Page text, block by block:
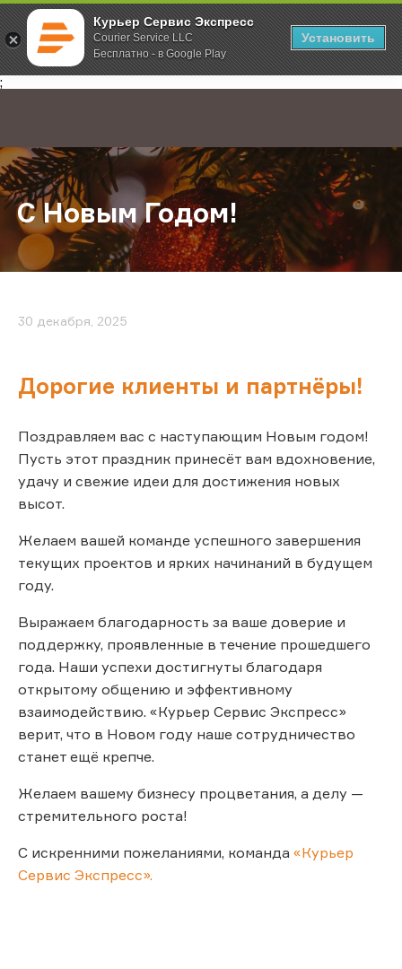
Курьер Сервис Экспресс
Courier Service LLC
Бесплатно - в Google Play
Установить
;
Главная О компании Новости С Новым Годом!
С Новым Годом!
30 декабря, 2025
Дорогие клиенты и партнёры!
Поздравляем вас с наступающим Новым годом!
Пусть этот праздник принесёт вам вдохновение,
удачу и свежие идеи для достижения новых
высот.
Желаем вашей команде успешного завершения
текущих проектов и ярких начинаний в будущем
году.
Выражаем благодарность за ваше доверие и
поддержку, проявленные в течение прошедшего
года. Наши успехи достигнуты благодаря
открытому общению и эффективному
взаимодействию. «Курьер Сервис Экспресс»
верит, что в Новом году наше сотрудничество
станет ещё крепче.
Желаем вашему бизнесу процветания, а делу —
стремительного роста!
С искренними пожеланиями, команда «Курьер
Сервис Экспресс».